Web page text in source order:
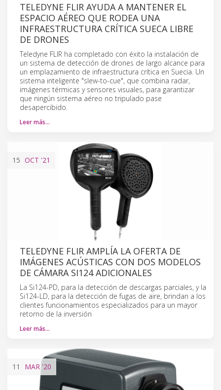
TELEDYNE FLIR AYUDA A MANTENER EL
ESPACIO AÉREO QUE RODEA UNA
INFRAESTRUCTURA CRÍTICA SUECA LIBRE
DE DRONES
Teledyne FLIR ha completado con éxito la instalación de
un sistema de detección de drones de largo alcance para
un emplazamiento de infraestructura crítica en Suecia. Un
sistema inteligente "slew-to-cue", que combina radar,
imágenes térmicas y sensores visuales, para garantizar
que ningún sistema aéreo no tripulado pase
desapercibido.
Leer más…
15 OCT '21
TELEDYNE FLIR AMPLÍA LA OFERTA DE
IMÁGENES ACÚSTICAS CON DOS MODELOS
DE CÁMARA SI124 ADICIONALES
La Si124-PD, para la detección de descargas parciales, y la
Si124-LD, para la detección de fugas de aire, brindan a los
clientes funcionamientos especializados para un mayor
retorno de la inversión
Leer más…
11 MAR '20